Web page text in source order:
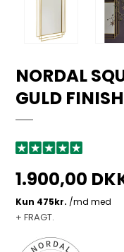
NORDAL
GULD
1.900,00
+ FRAGT.